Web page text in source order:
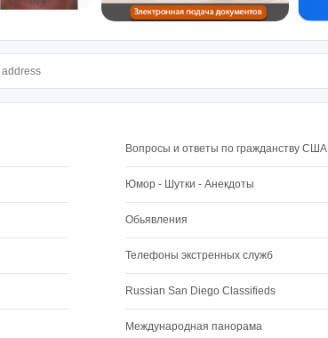
Вопросы и ответы по гражданству США
Юмор - Шутки - Анекдоты
Обьявления
Телефоны экстренных служб
Russian San Diego Classifieds
Международная панорама